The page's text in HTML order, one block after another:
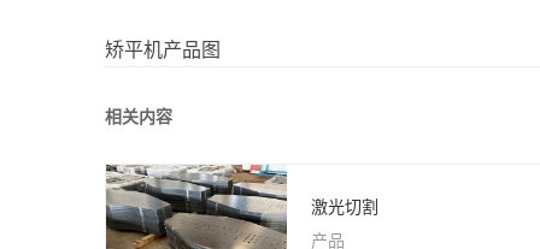
矫平机产品图
相关内容
激光切割
产品